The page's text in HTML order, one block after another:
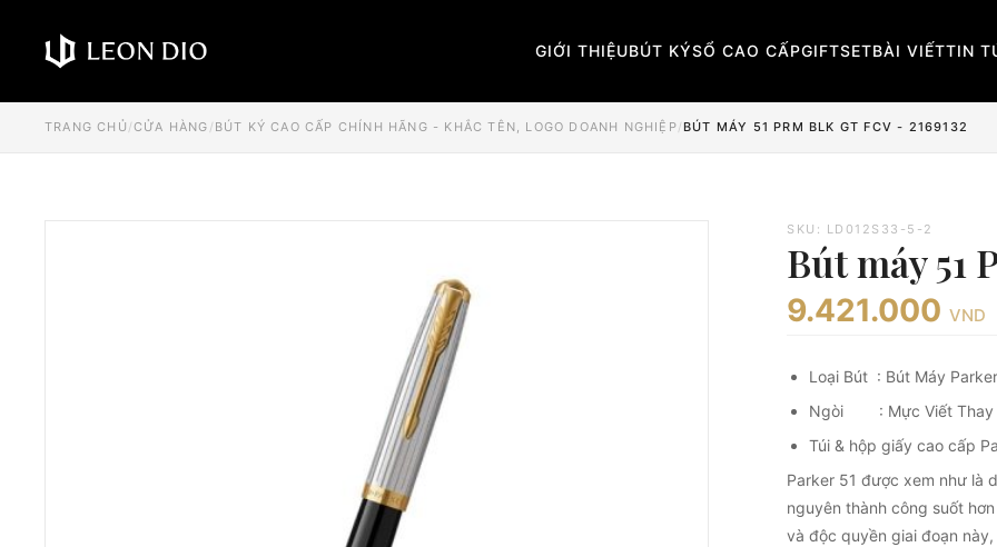
GIỚI THIỆUBÚT KÝSỔ CAO CẤPGIFTSETBÀI VIẾTTIN
TRANG CHỦ /CỬA HÀNG / BÚT KÝ CAO CẤP CHÍNH HÃNG - KHẮC TÊN, LOGO DOANH NGHIỆP/BÚT MÁY 51 PRM BLK GT FCV - 2169132
SKU: LD012S33-5-2
Bút máy 51
9.421.000 VND
Loại Bút : Bút Máy Parker
Ngòi : Mực Viết Thay
Túi & hộp giấy cao cấp
Parker 51 được xem như là
nguyên thành công suốt
và độc quyền giai đoạn